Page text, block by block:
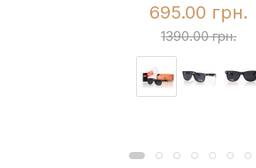
695.00 грн.
1390.00 грн.